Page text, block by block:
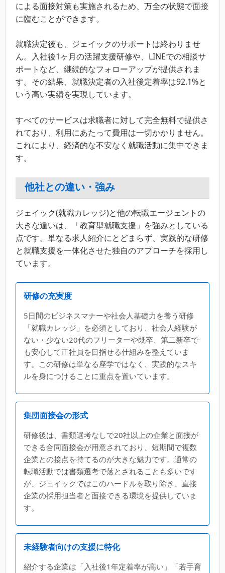
による面接対策も実施されるため、万全の状態で面接
に臨むことができます。
就職決定後も、ジェイックのサポートは終わりませ
ん。入社後1ヶ月の活躍支援研修や、LINEでの相談サ
ポートなど、継続的なフォローアップが提供されま
す。その結果、就職決定者の入社後定着率は92.1%と
いう高い実績を実現しています。
すべてのサービスは求職者に対して完全無料で提供さ
れており、利用にあたって費用は一切かかりません。
これにより、経済的な不安なく就職活動に集中できま
す。
他社との違い・強み
ジェイック(就職カレッジ)と他の転職エージェントの
大きな違いは、「教育型就職支援」を強みとしている
点です。単なる求人紹介にとどまらず、実践的な研修
と就職支援を一体化させた独自のアプローチを採用し
ています。
研修の充実度
5日間のビジネスマナーや社会人基礎力を養う研修
「就職カレッジ」を必須としており、社会人経験が
ない・少ない20代のフリーターや既卒、第二新卒で
も安心して正社員を目指せる仕組みを整えていま
す。この研修は単なる座学ではなく、実践的なスキ
ルを身につけることに重点を置いています。
集団面接会の形式
研修後は、書類選考なしで20社以上の企業と面接が
できる合同面接会が用意されており、短期間で複数
企業との接点を持てるのが大きな魅力です。通常の
転職活動では書類選考で落とされることも多いです
が、ジェイックではこのハードルを取り除き、直接
企業の採用担当者と面接できる環境を提供していま
す。
未経験者向けの支援に特化
紹介する企業は「入社後1年定着率が高い」「若手育